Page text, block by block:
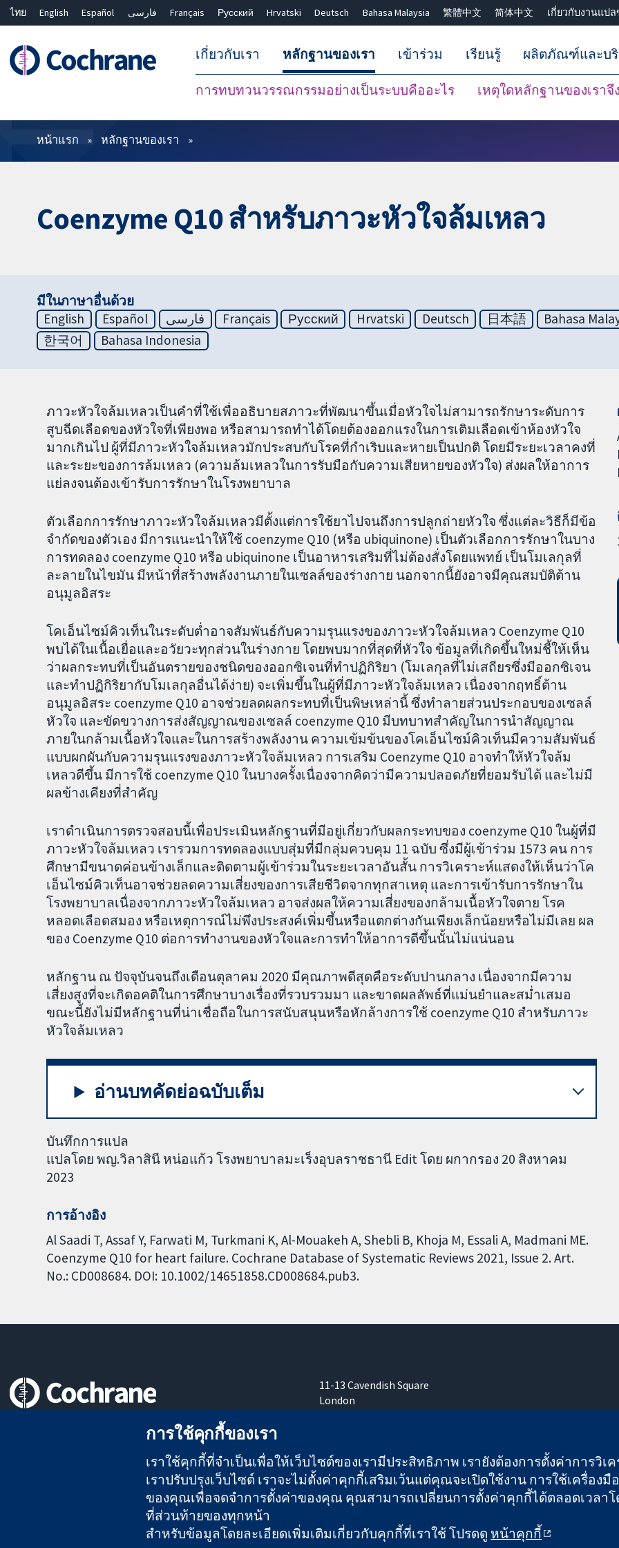
ไทย English Español فارسی Français Русский Hrvatski Deutsch Bahasa Malaysia 繁體中文 简体中文 เกี่ยวกับงานแปล
เกี่ยวกับเรา หลักฐานของเรา
การทบทวนวรรณกรรมอย่างเป็นระบบคืออะไร เหตุใดหลักฐานของเราจึ
เข้าร่วม เรียนรู้ ผลิตภัณฑ์และบ
ตัวกรอง
หน้าแรก หลักฐานของเรา
Coenzyme Q10 สำหรับภาวะหัวใจล้มเหลว
มีในภาษาอื่นด้วย
English
Español فارسی Français Русский Hrvatski Deutsch 日本語 Bahasa
한국어
Bahasa Indonesia
ภาวะหัวใจล้มเหลวเป็นคำที่ใช้เพื่ออธิบายสภาวะที่พัฒนาขึ้นเมื่อหัวใจไม่สามารถรักษาระดับการ
สูบฉีดเลือดของหัวใจที่เพียงพอ หรือสามารถทำได้โดยต้องออกแรงในการเติมเลือดเข้าห้องหัวใจ
มากเกินไป ผู้ที่มีภาวะหัวใจล้มเหลวมักประสบกับโรคที่กำเริบและหายเป็นปกติ โดยมีระยะเวลาคงที่
และระยะของการล้มเหลว (ความล้มเหลวในการรับมือกับความเสียหายของหัวใจ) ส่งผลให้อาการ
แย่ลงจนต้องเข้ารับการรักษาในโรงพยาบาล
ตัวเลือกการรักษาภาวะหัวใจล้มเหลวมีตั้งแต่การใช้ยาไปจนถึงการปลูกถ่ายหัวใจ ซึ่งแต่ละวิธีก็มีข้อ
จำกัดของตัวเอง มีการแนะนำให้ใช้ coenzyme Q10 (หรือ ubiquinone) เป็นตัวเลือกการรักษาในบาง
การทดลอง coenzyme Q10 หรือ ubiquinone เป็นอาหารเสริมที่ไม่ต้องสั่งโดยแพทย์ เป็นโมเลกุลที่
ละลายในไขมัน มีหน้าที่สร้างพลังงานภายในเซลล์ของร่างกาย นอกจากนี้ยังอาจมีคุณสมบัติต้าน
อนุมูลอิสระ
โคเอ็นไซม์คิวเท็นในระดับต่ำอาจสัมพันธ์กับความรุนแรงของภาวะหัวใจล้มเหลว Coenzyme Q10
พบได้ในเนื้อเยื่อและอวัยวะทุกส่วนในร่างกาย โดยพบมากที่สุดที่หัวใจ ข้อมูลที่เกิดขึ้นใหม่ชี้ให้เห็น
ว่าผลกระทบที่เป็นอันตรายของชนิดของออกซิเจนที่ทำปฏิกิริยา (โมเลกุลที่ไม่เสถียรซึ่งมีออกซิเจน
และทำปฏิกิริยากับโมเลกุลอื่นได้ง่าย) จะเพิ่มขึ้นในผู้ที่มีภาวะหัวใจล้มเหลว เนื่องจากฤทธิ์ต้าน
อนุมูลอิสระ coenzyme Q10 อาจช่วยลดผลกระทบที่เป็นพิษเหล่านี้ ซึ่งทำลายส่วนประกอบของเซลล์
หัวใจ และขัดขวางการส่งสัญญาณของเซลล์ coenzyme Q10 มีบทบาทสำคัญในการนำสัญญาณ
ภายในกล้ามเนื้อหัวใจและในการสร้างพลังงาน ความเข้มข้นของโคเอ็นไซม์คิวเท็นมีความสัมพันธ์
แบบผกผันกับความรุนแรงของภาวะหัวใจล้มเหลว การเสริม Coenzyme Q10 อาจทำให้หัวใจล้ม
เหลวดีขึ้น มีการใช้ coenzyme Q10 ในบางครั้งเนื่องจากคิดว่ามีความปลอดภัยที่ยอมรับได้ และไม่มี
ผลข้างเคียงที่สำคัญ
เราดำเนินการตรวจสอบนี้เพื่อประเมินหลักฐานที่มีอยู่เกี่ยวกับผลกระทบของ coenzyme Q10 ในผู้ที่มี
ภาวะหัวใจล้มเหลว เรารวมการทดลองแบบสุ่มที่มีกลุ่มควบคุม 11 ฉบับ ซึ่งมีผู้เข้าร่วม 1573 คน การ
ศึกษามีขนาดค่อนข้างเล็กและติดตามผู้เข้าร่วมในระยะเวลาอันสั้น การวิเคราะห์แสดงให้เห็นว่าโค
เอ็นไซม์คิวเท็นอาจช่วยลดความเสี่ยงของการเสียชีวิตจากทุกสาเหตุ และการเข้ารับการรักษาใน
โรงพยาบาลเนื่องจากภาวะหัวใจล้มเหลว อาจส่งผลให้ความเสี่ยงของกล้ามเนื้อหัวใจตาย โรค
หลอดเลือดสมอง หรือเหตุการณ์ไม่พึงประสงค์เพิ่มขึ้นหรือแตกต่างกันเพียงเล็กน้อยหรือไม่มีเลย ผล
ของ Coenzyme Q10 ต่อการทำงานของหัวใจและการทำให้อาการดีขึ้นนั้นไม่แน่นอน
หลักฐาน ณ ปัจจุบันจนถึงเดือนตุลาคม 2020 มีคุณภาพดีสุดคือระดับปานกลาง เนื่องจากมีความ
เสี่ยงสูงที่จะเกิดอคติในการศึกษาบางเรื่องที่รวบรวมมา และขาดผลลัพธ์ที่แม่นยำและสม่ำเสมอ
ขณะนี้ยังไม่มีหลักฐานที่น่าเชื่อถือในการสนับสนุนหรือหักล้างการใช้ coenzyme Q10 สำหรับภาวะ
หัวใจล้มเหลว
อ่านบทคัดย่อฉบับเต็ม
บันทึกการแปล
แปลโดย พญ.วิลาสินี หน่อแก้ว โรงพยาบาลมะเร็งอุบลราชธานี Edit โดย ผกากรอง 20 สิงหาคม
2023
การอ้างอิง
Al Saadi T, Assaf Y, Farwati M, Turkmani K, Al-Mouakeh A, Shebli B, Khoja M, Essali A, Madmani ME.
Coenzyme Q10 for heart failure. Cochrane Database of Systematic Reviews 2021, Issue 2. Art.
No.: CD008684. DOI: 10.1002/14651858.CD008684.pub3.
11-13 Cavendish Square
London
The Cochrane Collaboration เป็นองค์กรการกุศล (เลขที่ 1045921) และบริษัทจำกัดโดยการค้ำประกัน (เลขที่ 03044323) ที่จดทะเบียนใ
สงวนลิขสิทธิ์ © 2026 The Cochrane Collaboration ข้อกำหนดและเงื่อนไขการใช้เว็บไซต์|
การใช้คุกกี้ของเรา
เราใช้คุกกี้ที่จำเป็นเพื่อให้เว็บไซต์ของเรามีประสิทธิภาพ เรายังต้องการตั้งค่าการวิเ
เราปรับปรุงเว็บไซต์ เราจะไม่ตั้งค่าคุกกี้เสริมเว้นแต่คุณจะเปิดใช้งาน การใช้เครื่อ
ของคุณเพื่อจดจำการตั้งค่าของคุณ คุณสามารถเปลี่ยนการตั้งค่าคุกกี้ได้ตลอดเวลา
ที่ส่วนท้ายของทุกหน้า
สำหรับข้อมูลโดยละเอียดเพิ่มเติมเกี่ยวกับคุกกี้ที่เราใช้ โปรดดู หน้าคุกกี้